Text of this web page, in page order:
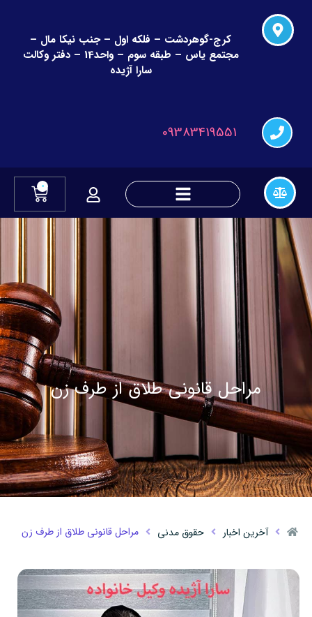
کرج-گوهردشت – فلکه اول – جنب نیکا مال –
مجتمع یاس – طبقه سوم – واحد14 – دفتر وکالت
سارا آژیده
09383419551
0
مراحل قانونی طلاق از طرف زن
آخرین اخبار حقوق مدنی مراحل قانونی طلاق از طرف زن